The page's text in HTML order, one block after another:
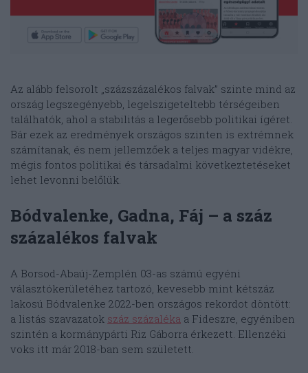
Az alább felsorolt „százszázalékos falvak” szinte mind az
ország legszegényebb, legelszigeteltebb térségeiben
találhatók, ahol a stabilitás a legerősebb politikai ígéret.
Bár ezek az eredmények országos szinten is extrémnek
számítanak, és nem jellemzőek a teljes magyar vidékre,
mégis fontos politikai és társadalmi következtetéseket
lehet levonni belőlük.
Bódvalenke, Gadna, Fáj – a száz
százalékos falvak
A Borsod-Abaúj-Zemplén 03-as számú egyéni
választókerületéhez tartozó, kevesebb mint kétszáz
lakosú Bódvalenke 2022-ben országos rekordot döntött:
a listás szavazatok száz százaléka a Fideszre, egyéniben
szintén a kormánypárti Riz Gáborra érkezett. Ellenzéki
voks itt már 2018-ban sem született.